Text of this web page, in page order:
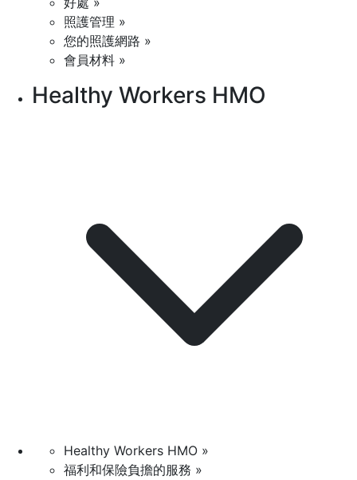
照護管理 »
您的照護網路 »
會員材料 »
Healthy Workers HMO
Healthy Workers HMO »
福利和保險負擔的服務 »